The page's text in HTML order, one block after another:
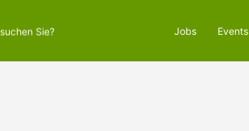
Jobs
Events